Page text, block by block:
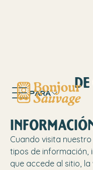
PARA
POLÍTICA
Cuando visita
tipos de información,
que accede al sitio,